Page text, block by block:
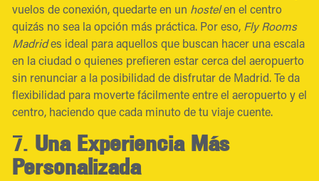
vuelos de conexión, quedarte en un hostelen el centro
quizás no sea la opción más práctica. Por eso, Fly Rooms
Madrides ideal para aquellos que buscan hacer una escala
en la ciudad o quienes prefieren estar cerca del aeropuerto
sin renunciar a la posibilidad de disfrutar de Madrid. Te da
flexibilidad para moverte fácilmente entre el aeropuerto y el
centro, haciendo que cada minuto de tu viaje cuente.
7. Una Experiencia Más
Personalizada